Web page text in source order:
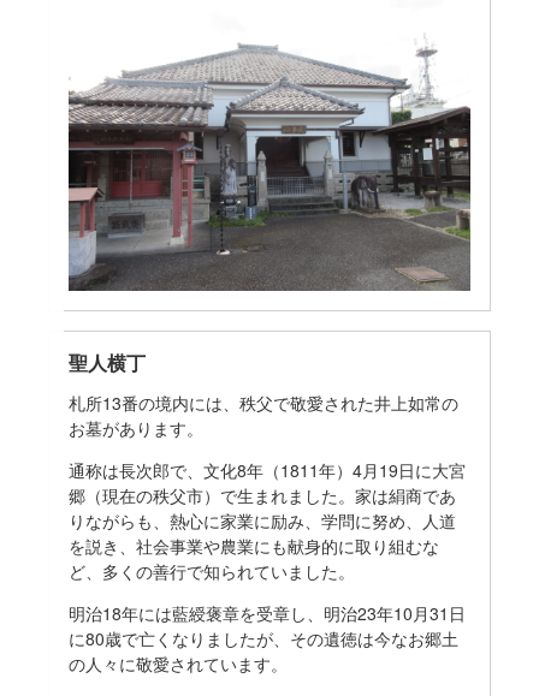
聖人横丁
札所13番の境内には、秩父で敬愛された井上如常の
お墓があります。
通称は長次郎で、文化8年（1811年）4月19日に大宮
郷（現在の秩父市）で生まれました。家は絹商であ
りながらも、熱心に家業に励み、学問に努め、人道
を説き、社会事業や農業にも献身的に取り組むな
ど、多くの善行で知られていました。
明治18年には藍綬褒章を受章し、明治23年10月31日
に80歳で亡くなりましたが、その遺徳は今なお郷土
の人々に敬愛されています。